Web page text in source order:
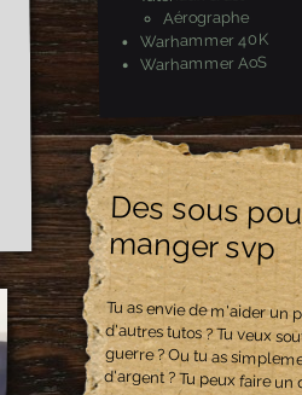
Aérographe
Warhammer 40K
Warhammer AoS
Des sous
manger svp
Tu as envie de m'aider un
d'autres tutos ? Tu veux
guerre ? Ou tu as
d'argent ? Tu peux faire un